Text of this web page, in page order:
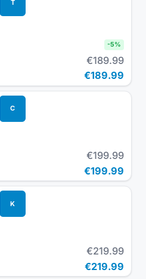
T
-5%
€189.99
€189.99
C
€199.99
€199.99
K
€219.99
€219.99